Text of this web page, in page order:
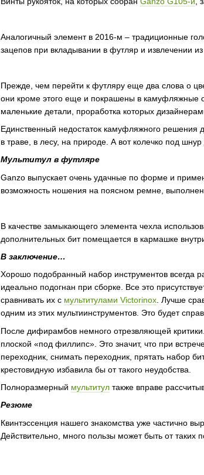
Аналогичный элемент в 2016-м – традиционные
зацепов при вкладывании в футляр и извлечении из
Прежде, чем перейти к футляру еще два слова о
они кроме этого еще и покрашены в камуфляжные
маленькие детали, проработка которых
Единственный недостаток камуфляжного решения
в траве, в лесу, на природе. А вот колечко под
Мультитул в футляре
Ganzo выпускает очень удачные по форме и
возможность ношения на поясном ремне,
В качестве замыкающего элемента чехла
дополнительных бит помещается в кармашке
В заключение…
Хорошо подобранный набор инструментов всегда
идеально подогнан при сборке. Все это
сравнивать их с мультитулами Victorinox. Лучше
одним из этих мультиинструментов. Это будет
После дифирамбов немного отрезвляющей
плоской «под филлипс». Это значит, что при
переходник, снимать переходник, прятать набор
крестовидную избавила бы от такого неудобства.
Полноразмерный мультитул также вправе
Резюме
Квинтэссенция нашего знакомства уже частично
Действительно, много пользы может быть от таких